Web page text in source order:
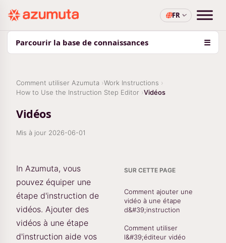
FR
Parcourir la base de connaissances ☰
Comment utiliser Azumuta
Work Instructions
How to Use the Instruction Step Editor Vidéos
Vidéos
Mis à jour 2026-06-01
In Azumuta, vous
pouvez équiper une
étape d'instruction de
vidéos. Ajouter des
vidéos à une étape
d'instruction aide vos
SUR CETTE PAGE
Comment ajouter une
vidéo à une étape
d&#39;instruction
Comment utiliser
l&#39;éditeur vidéo